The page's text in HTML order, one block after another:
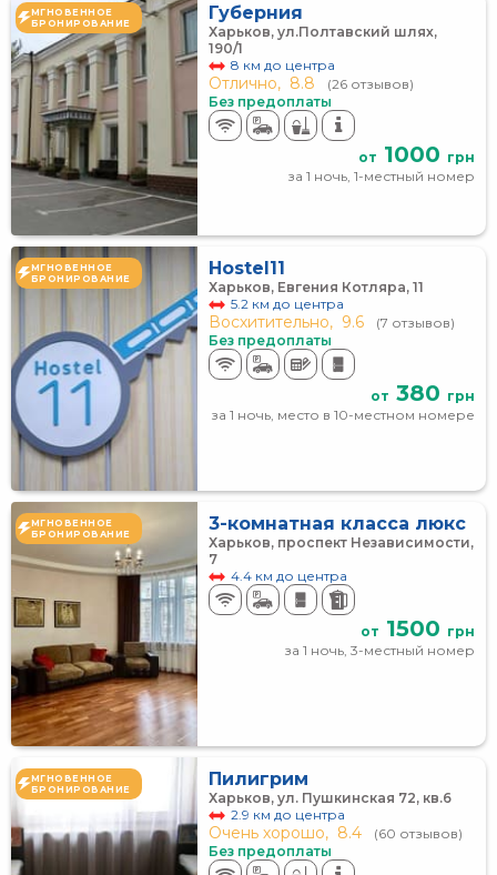
МГНОВЕННОЕ
БРОНИРОВАНИЕ
Губерния
Харьков, ул.Полтавский шлях,
190/1
8 км до центра
Отлично, 8.8
(26 отзывов)
Без предоплаты
от 1000 грн
за 1 ночь, 1-местный номер
МГНОВЕННОЕ
БРОНИРОВАНИЕ
Hostel11
Харьков, Евгения Котляра, 11
5.2 км до центра
Восхитительно, 9.6
(7 отзывов)
Без предоплаты
от 380 грн
за 1 ночь, место в 10-местном номере
МГНОВЕННОЕ
БРОНИРОВАНИЕ
3-комнатная класса люкс
Харьков, проспект Независимости,
7
4.4 км до центра
от 1500 грн
за 1 ночь, 3-местный номер
МГНОВЕННОЕ
БРОНИРОВАНИЕ
Пилигрим
Харьков, ул. Пушкинская 72, кв.6
2.9 км до центра
Очень хорошо, 8.4
(60 отзывов)
Без предоплаты